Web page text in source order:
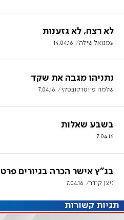
לא רצח, לא גזענות
עמנואל שילה 14.04.16
נתניהו מגבה את שקד
שלמה פיוטרקובסקי 7.04.16
בשבע שאלות
7.04.16
בג"ץ אישר הכרה בגיורים
ניצן קידר 7.04.16
תגיות קשורות